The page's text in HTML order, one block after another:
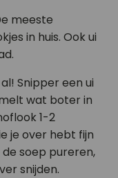
meeste
in huis. Ook ui
Snipper een ui
wat boter in
1-2
je over hebt fijn
de soep pureren,
snijden.